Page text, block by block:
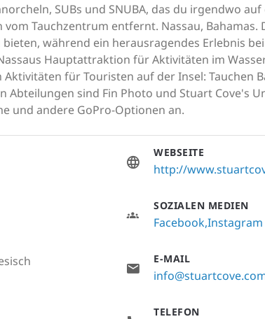
SUBs und SNUBA, das du irgendwo
Tauchzentrum entfernt. Nassau,
während ein herausragendes Erlebnis
Hauptattraktion für Aktivitäten im
für Touristen auf der Insel: Tauchen
Abteilungen sind Fin Photo und Stuart Cove's
und andere GoPro-Optionen an.
WEBSEITE
http://
SOZIALEN MEDIEN
FacebookInstagram
E-MAIL
TELEFON